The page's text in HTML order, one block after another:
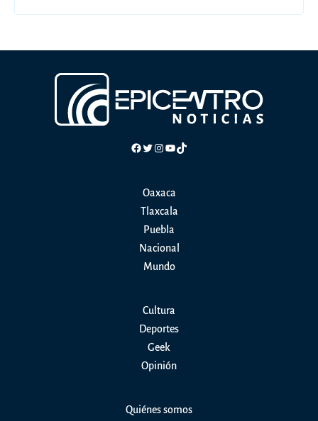
Facebook
Twitter
Instagram
YouTube
TikTok
Oaxaca
Tlaxcala
Puebla
Nacional
Mundo
Cultura
Deportes
Geek
Opinión
Quiénes somos